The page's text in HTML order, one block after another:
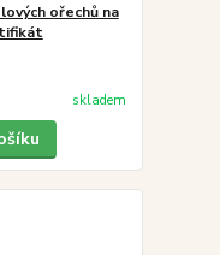
ořechů na
skladem